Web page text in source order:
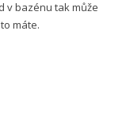
v bazénu tak může
máte.